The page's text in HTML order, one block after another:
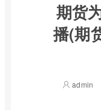
期货
播(期
admin